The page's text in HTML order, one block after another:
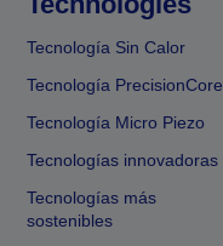
Tecnología Sin Calor
Tecnología PrecisionCore
Tecnología Micro Piezo
Tecnologías innovadoras
Tecnologías más
sostenibles